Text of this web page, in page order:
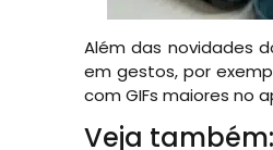
Além das novidades
em gestos, por
com GIFs maiores no
Veja também: